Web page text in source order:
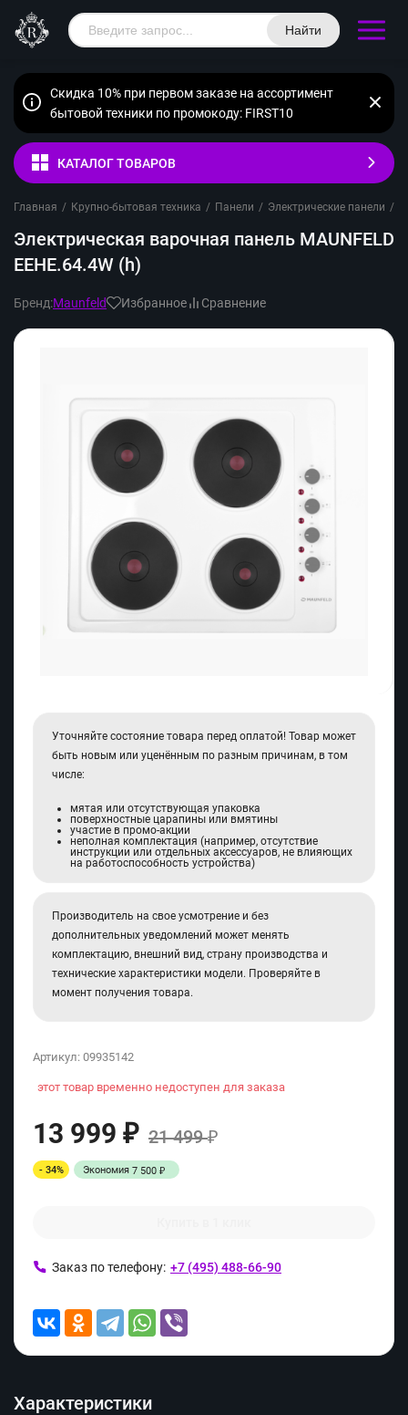
Найти
Скидка 10% при первом заказе на ассортимент
бытовой техники по промокоду: FIRST10
КАТАЛОГ ТОВАРОВ
Главная / Крупно-бытовая техника / Панели / Электрические панели /
Электрическая варочная панель MAUNFELD
EEHE.64.4W (h)
Бренд:Maunfeld Избранное Сравнение
Уточняйте состояние товара перед оплатой! Товар может
быть новым или уценённым по разным причинам, в том
числе:
мятая или отсутствующая упаковка
поверхностные царапины или вмятины
участие в промо-акции
неполная комплектация (например, отсутствие
инструкции или отдельных аксессуаров, не влияющих
на работоспособность устройства)
Производитель на свое усмотрение и без
дополнительных уведомлений может менять
комплектацию, внешний вид, страну производства и
технические характеристики модели. Проверяйте в
момент получения товара.
Артикул: 09935142
этот товар временно недоступен для заказа
13 999 ₽ 21 499₽
- 34% Экономия 7 500 ₽
Заказ по телефону: +7 (495) 488-66-90
Характеристики